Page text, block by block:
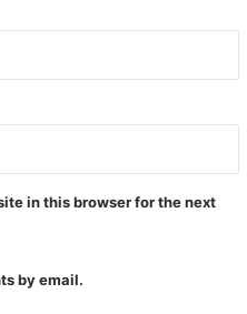
in this browser for the next
by email.